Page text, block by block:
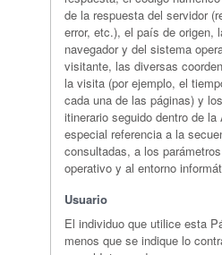
de la respuesta del servidor
error, etc.), el país de origen,
navegador y del sistema
visitante, las diversas
la visita (por ejemplo, el
cada una de las páginas) y
itinerario seguido dentro de
especial referencia a la
consultadas, a los
operativo y al entorno
Usuario
El individuo que utilice esta
menos que se indique lo